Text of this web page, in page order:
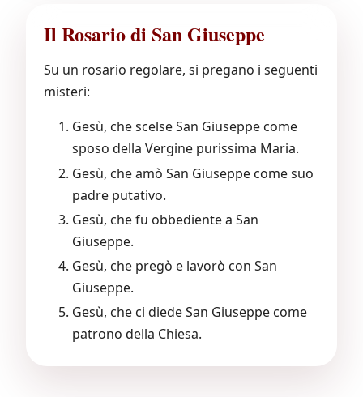
Il Rosario di San Giuseppe
Su un rosario regolare, si pregano i seguenti
misteri:
Gesù, che scelse San Giuseppe come
sposo della Vergine purissima Maria.
Gesù, che amò San Giuseppe come suo
padre putativo.
Gesù, che fu obbediente a San
Giuseppe.
Gesù, che pregò e lavorò con San
Giuseppe.
Gesù, che ci diede San Giuseppe come
patrono della Chiesa.